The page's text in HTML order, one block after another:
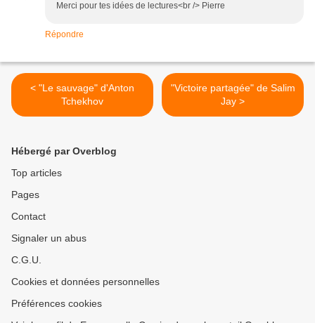
Merci pour tes idées de lectures<br /> Pierre
Répondre
< "Le sauvage" d'Anton
Tchekhov
"Victoire partagée" de Salim
Jay >
Hébergé par Overblog
Top articles
Pages
Contact
Signaler un abus
C.G.U.
Cookies et données personnelles
Préférences cookies